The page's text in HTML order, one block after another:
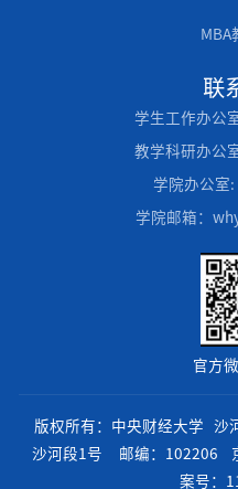
MBA
联
学生工作办公
教学科研办公
学院办公室
学院邮箱：
官方
版权所有：中央财经大学 沙
沙河段1号 邮编：102206
案号：